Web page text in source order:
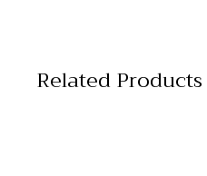
Related Products